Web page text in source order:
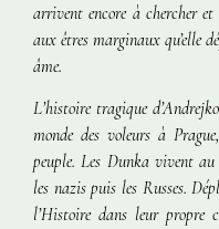
arrivent encore à chercher
aux êtres marginaux qu’elle
âme.
L’histoire tragique
monde des voleurs à
peuple. Les Dunka vivent
les nazis puis les Russes.
l’Histoire dans leur propre